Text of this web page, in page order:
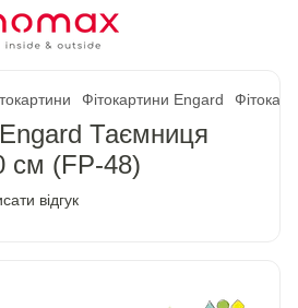
Фітокартини Engard
Таємниця
см (FP-48)
відгук